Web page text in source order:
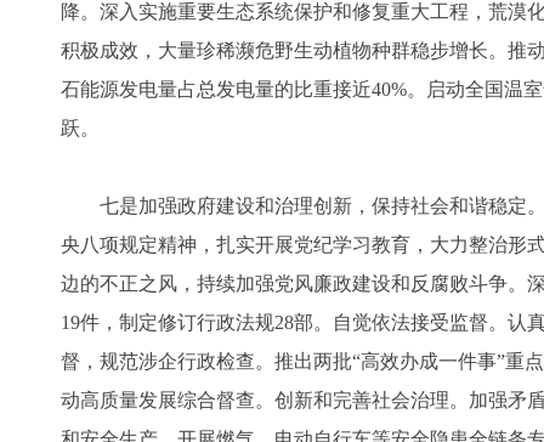
降。深入实施重要生态系统保护和修复重大工程，荒漠
积极成效，大量珍稀濒危野生动植物种群稳步增长。推
石能源发电量占总发电量的比重接近40%。启动全国温
跃。
七是加强政府建设和治理创新，保持社会和谐稳定
央八项规定精神，扎实开展党纪学习教育，大力整治形
边的不正之风，持续加强党风廉政建设和反腐败斗争。
19件，制定修订行政法规28部。自觉依法接受监督。
督，规范涉企行政检查。推出两批“高效办成一件事”重
动高质量发展综合督查。创新和完善社会治理。加强矛